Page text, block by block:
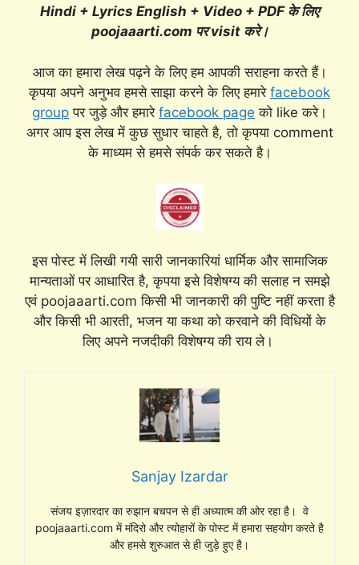
Hindi + Lyrics English + Video + PDF के लिए
poojaaarti.com पर visit करे।
आज का हमारा लेख पढ़ने के लिए हम आपकी सराहना करते हैं।
कृपया अपने अनुभव हमसे साझा करने के लिए हमारे facebook
group पर जुड़े और हमारे facebook page को like करे।
अगर आप इस लेख में कुछ सुधार चाहते है, तो कृपया comment
के माध्यम से हमसे संपर्क कर सकते है।
इस पोस्ट में लिखी गयी सारी जानकारियां धार्मिक और सामाजिक
मान्यताओं पर आधारित है, कृपया इसे विशेषग्य की सलाह न समझे
एवं poojaaarti.com किसी भी जानकारी की पुष्टि नहीं करता है
और किसी भी आरती, भजन या कथा को करवाने की विधियों के
लिए अपने नजदीकी विशेषग्य की राय ले।
Sanjay Izardar
संजय इज़ारदार का रुझान बचपन से ही अध्यात्म की ओर रहा है। वे
poojaaarti.com में मंदिरो और त्योहारों के पोस्ट में हमारा सहयोग करते है
और हमसे शुरुआत से ही जुड़े हुए है।